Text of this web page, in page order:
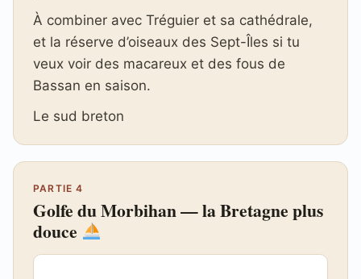
À combiner avec Tréguier et sa cathédrale,
et la réserve d’oiseaux des Sept-Îles si tu
veux voir des macareux et des fous de
Bassan en saison.
Le sud breton
PARTIE 4
Golfe du Morbihan — la Bretagne plus
douce